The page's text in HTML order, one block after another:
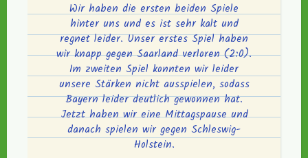
Wir haben die ersten beiden Spiele
hinter uns und es ist sehr kalt und
regnet leider. Unser erstes Spiel haben
wir knapp gegen Saarland verloren (2:0).
Im zweiten Spiel konnten wir leider
unsere Stärken nicht ausspielen, sodass
Bayern leider deutlich gewonnen hat.
Jetzt haben wir eine Mittagspause und
danach spielen wir gegen Schleswig-
Holstein.